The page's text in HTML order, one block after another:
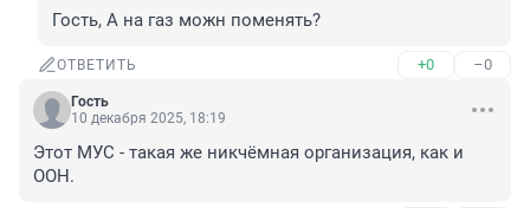
Гость, А на газ можн поменять?
ОТВЕТИТЬ +0 –0
Гость
10 декабря 2025, 18:19
Этот МУС - такая же никчёмная организация, как и
ООН.